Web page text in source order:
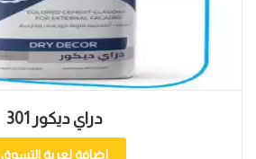
دراي ديكور 301
إضافة لعربة التسوق